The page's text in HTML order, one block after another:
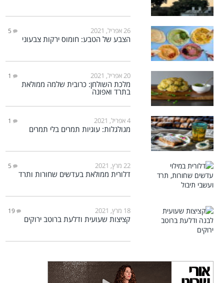
26 אפריל, 2021 5
הצבע של הטבע: חומוס ירקות צבעוני
20 אפריל, 2021 1
מלכת השולחן: כרובית שלמה ממולאת
בתרד ואפונה
4 אפריל, 2021 1
מגולגלות: עוגיות תמרים בלי תמרים
22 מרץ, 2021 5
דלורית ממולאת בעדשים שחורות ותרד
18 מרץ, 2021 19
קציצות שעועית ודלעת ברוטב ירוקים